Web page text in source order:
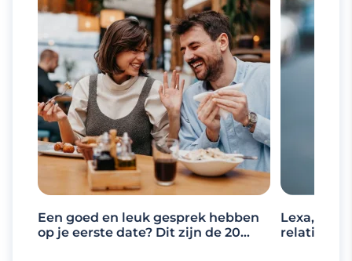
Een goed en leuk gesprek hebben
op je eerste date? Dit zijn de 20
Lexa, de
relaties